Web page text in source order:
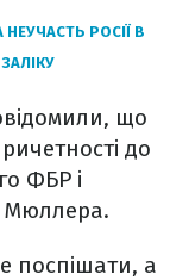
РОСІЇ В
що
до
ФБР і
Мюллера.
поспішати, а